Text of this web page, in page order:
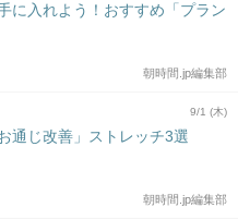
に入れよう！おすすめ「プラン
朝時間.jp編集部
9/1 (木)
通じ改善」ストレッチ3選
朝時間.jp編集部